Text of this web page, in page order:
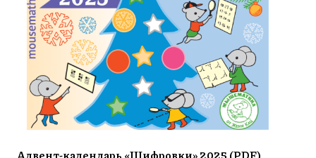
Адвент-календарь «Шифровки» 2025 (PDF)